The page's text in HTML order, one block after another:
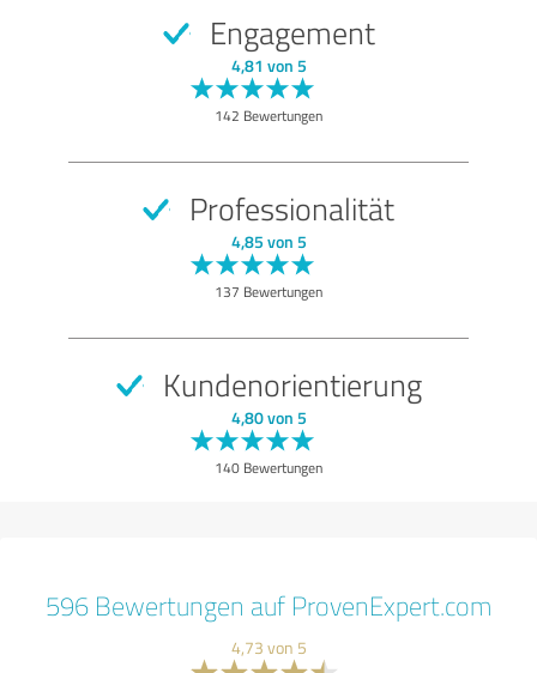
Engagement
4,81 von 5
142 Bewertungen
Professionalität
4,85 von 5
137 Bewertungen
Kundenorientierung
4,80 von 5
140 Bewertungen
596 Bewertungen auf ProvenExpert.com
4,73 von 5